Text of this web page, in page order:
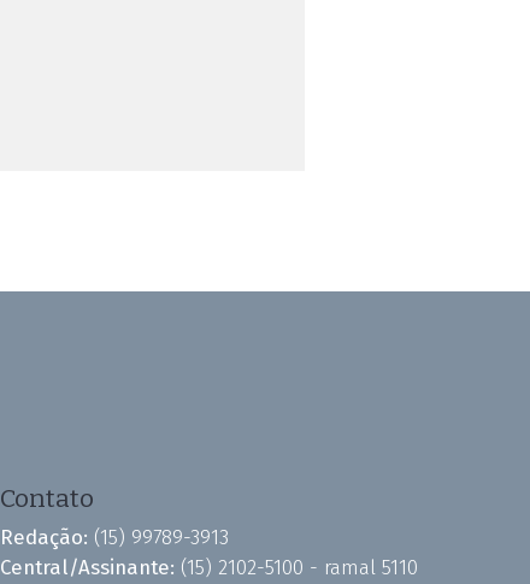
Contato
Redação: (15) 99789-3913
Central/Assinante: (15) 2102-5100 - ramal 5110